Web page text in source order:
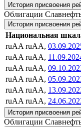
История присвоения
Облигации
История присвоения
Национальная
ruAA ruAA,
ruAA ruAA,
ruAA ruAA,
ruAA ruAA,
ruAA ruAA,
ruAA ruAA,
История присвоения
Облигации